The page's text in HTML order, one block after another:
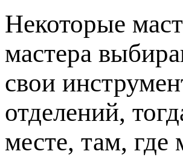
Некоторые
мастера
свои
отделений,
месте, там,